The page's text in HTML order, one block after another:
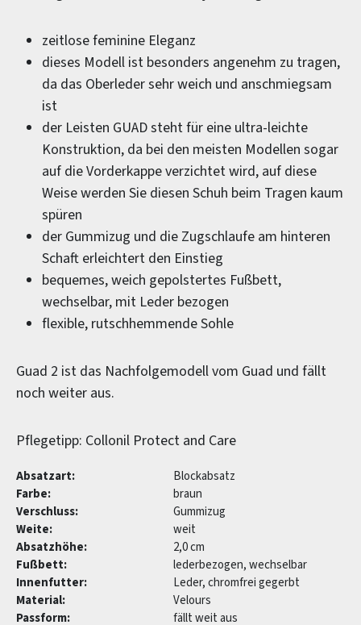
zeitlose feminine Eleganz
dieses Modell ist besonders angenehm zu tragen,
da das Oberleder sehr weich und anschmiegsam
ist
der Leisten GUAD steht für eine ultra-leichte
Konstruktion, da bei den meisten Modellen sogar
auf die Vorderkappe verzichtet wird, auf diese
Weise werden Sie diesen Schuh beim Tragen kaum
spüren
der Gummizug und die Zugschlaufe am hinteren
Schaft erleichtert den Einstieg
bequemes, weich gepolstertes Fußbett,
wechselbar, mit Leder bezogen
flexible, rutschhemmende Sohle
Guad 2 ist das Nachfolgemodell vom Guad und fällt
noch weiter aus.
Pflegetipp: Collonil Protect and Care
Absatzart:
Blockabsatz
Farbe:
braun
Verschluss:
Gummizug
Weite:
weit
Absatzhöhe:
2,0 cm
Fußbett:
lederbezogen, wechselbar
Innenfutter:
Leder, chromfrei gegerbt
Material:
Velours
Passform:
fällt weit aus